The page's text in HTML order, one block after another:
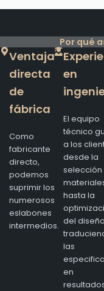
Por qué
Ventaja
directa
de
fábrica
Como
fabricante
directo,
podemos
suprimir los
numerosos
eslabones
intermedios.
en
El equipo
técnico
a los
desde la
selección
hasta la
del
las
en